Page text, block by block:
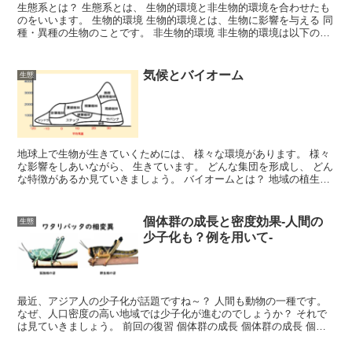
生態系とは？ 生態系とは、 生物的環境と非生物的環境を合わせたも
のをいいます。 生物的環境 生物的環境とは、生物に影響を与える 同
種・異種の生物のことです。 非生物的環境 非生物的環境は以下の5
生態 気候とバイオーム
地球上で生物が生きていくためには、 様々な環境があります。 様々
な影響をしあいながら、 生きています。 どんな集団を形成し、 どん
な特徴があるか見ていきましょう。 バイオームとは？ 地域の植生と
生態
個体群の成長と密度効果-人間の
少子化も？例を用いて-
最近、アジア人の少子化が話題ですね～？ 人間も動物の一種です。
なぜ、人口密度の高い地域では少子化が進むのでしょうか？ それで
は見ていきましょう。 前回の復習 個体群の成長 個体群の成長 個体